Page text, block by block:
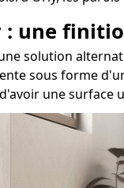
: une
solution
sous forme
une surface